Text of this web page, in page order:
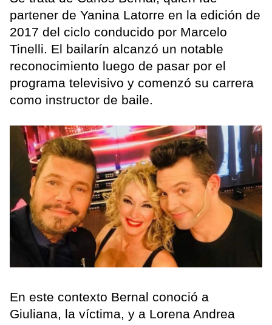
partener de Yanina Latorre en la edición de
2017 del ciclo conducido por Marcelo
Tinelli. El bailarín alcanzó un notable
reconocimiento luego de pasar por el
programa televisivo y comenzó su carrera
como instructor de baile.
En este contexto Bernal conoció a
Giuliana, la víctima, y a Lorena Andrea